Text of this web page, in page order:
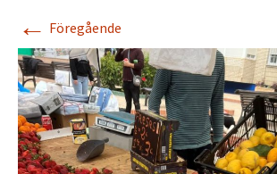
← Föregående